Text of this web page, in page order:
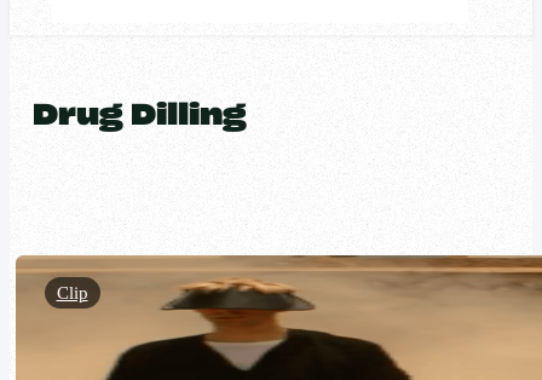
Drug Dilling
Clip